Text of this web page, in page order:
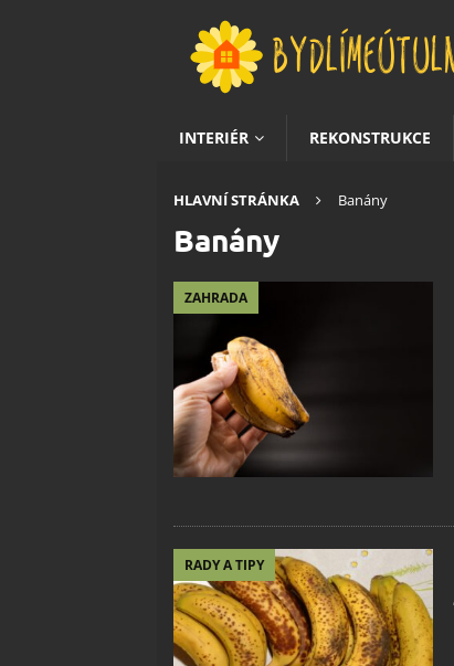
INTERIÉR REKONSTRUKCE
HLAVNÍ STRÁNKA Banány
Banány
ZAHRADA
RADY A TIPY